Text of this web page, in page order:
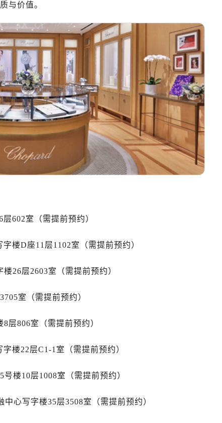
字楼17层1701室（需提前预约）
字楼1座30层05室（需提前预约）
楼B座11层1104室（需提前预约）
字楼24层2406B室（需提前预约）
场写字楼9层902室（需提前预约）
环球金融中心写字楼（芙蓉广场）10层13室（需提前预约）
29层2905室（需提前预约）
中心（品牌授权店）3层整层（需提前预约）
务中心（品牌授权店）1层整层（需提前预约）
中心（品牌授权店）1层整层（需提前预约）
CCMALL）C座17层17-B（需提前预约）
1015室（需提前预约）
C座12层1205室（需提前预约）
楼1座11层1104室（需提前预约）
办公楼C座22层08室（需提前预约）
B座12楼03室（需提前预约）
室（需提前预约）
(旺进大厦)18层09室（需提前预约）
字楼10层06室（需提前预约）
际中心E座6楼10室（需提前预约）
与价值。
602室（需提前预约）
楼D座11层1102室（需提前预约）
26层2603室（需提前预约）
室（需提前预约）
层806室（需提前预约）
楼22层C1-1室（需提前预约）
楼10层1008室（需提前预约）
心写字楼35层3508室（需提前预约）